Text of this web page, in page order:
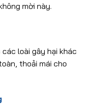
mời này.
loài gây hại khác
thoải mái cho